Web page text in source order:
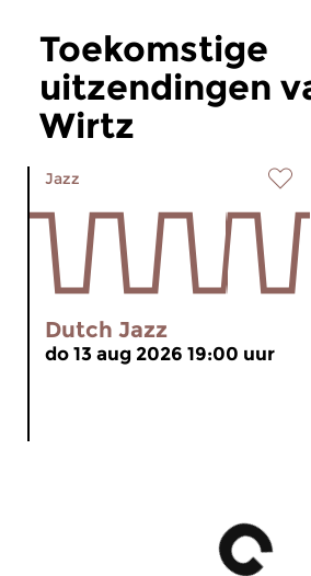
Toekomstige
uitzendingen
Wirtz
Jazz
Dutch Jazz
do 13 aug 2026 19:00 uur